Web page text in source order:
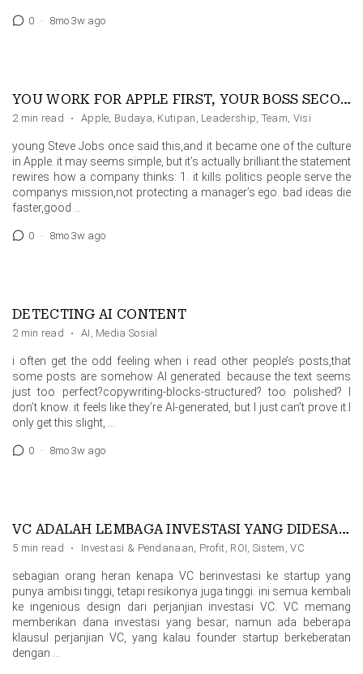
0 · 8mo 3w ago
YOU WORK FOR APPLE FIRST, YOUR BOSS SECOND
2 min read · Apple, Budaya, Kutipan , Leadership, Team, Visi
young Steve Jobs once said this,and it became one of the culture
in Apple. it may seems simple, but it’s actually brilliant.the statement
rewires how a company thinks: 1. it kills politics people serve the
companys mission,not protecting a manager’s ego. bad ideas die
faster,good …
0 · 8mo 3w ago
DETECTING AI CONTENT
2 min read · AI , Media Sosial
i often get the odd feeling when i read other people’s posts,that
some posts are somehow AI generated. because the text seems
just too perfect?copywriting-blocks-structured? too polished? I
don’t know. it feels like they’re AI-generated, but I just can’t prove it.I
only get this slight, …
0 · 8mo 3w ago
VC ADALAH LEMBAGA INVESTASI YANG DIDESAIN SUPAYA SULIT KALAH
5 min read · Investasi & Pendanaan, Profit, ROI, Sistem ,VC
sebagian orang heran kenapa VC berinvestasi ke startup yang
punya ambisi tinggi, tetapi resikonya juga tinggi. ini semua kembali
ke ingenious design dari perjanjian investasi VC. VC memang
memberikan dana investasi yang besar; namun ada beberapa
klausul perjanjian VC, yang kalau founder startup berkeberatan
dengan …